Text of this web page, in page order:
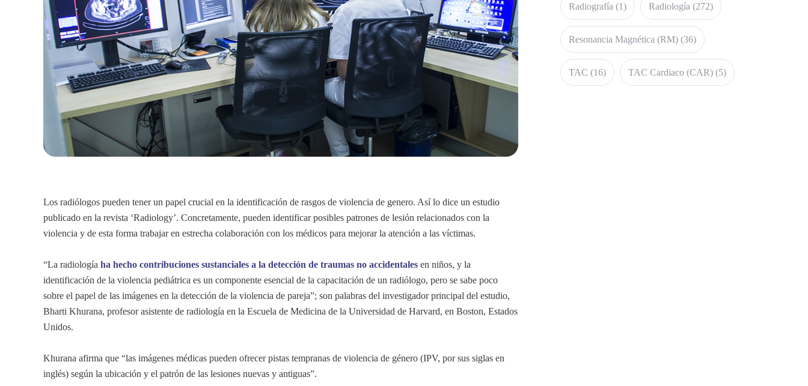
Los radiólogos pueden tener un papel crucial en la identificación de rasgos de violencia de genero. Así lo dice un estudio
publicado en la revista ‘Radiology’. Concretamente, pueden identificar posibles patrones de lesión relacionados con la
violencia y de esta forma trabajar en estrecha colaboración con los médicos para mejorar la atención a las víctimas.
“La radiología ha hecho contribuciones sustanciales a la detección de traumas no accidentales en niños, y la
identificación de la violencia pediátrica es un componente esencial de la capacitación de un radiólogo, pero se sabe poco
sobre el papel de las imágenes en la detección de la violencia de pareja”; son palabras del investigador principal del estudio,
Bharti Khurana, profesor asistente de radiología en la Escuela de Medicina de la Universidad de Harvard, en Boston, Estados
Unidos.
Khurana afirma que “las imágenes médicas pueden ofrecer pistas tempranas de violencia de género (IPV, por sus siglas en
inglés) según la ubicación y el patrón de las lesiones nuevas y antiguas”.
Radiografía (1) Radiología (272)
Resonancia Magnética (RM) (36)
TAC (16) TAC Cardiaco (CAR) (5)